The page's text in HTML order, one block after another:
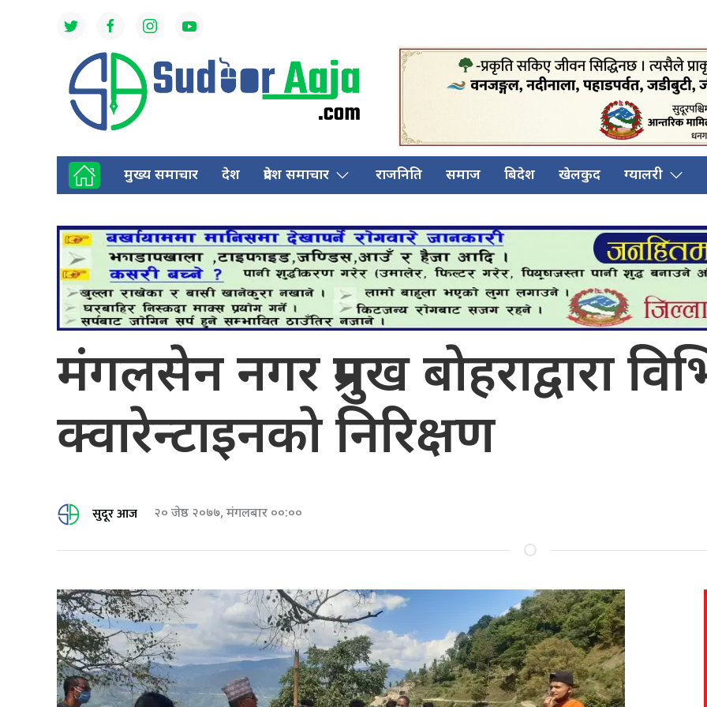
मुख्य समाचार देश प्रदेश समाचार राजनिति समाज बिदेश खेलकुद ग्यालरी
मंगलसेन नगर प्रमुख बाेहराद्वारा
क्वारेन्टाइनकाे निरिक्षण
सुदूर आज २० जेष्ठ २०७७, मंगलबार ००:००